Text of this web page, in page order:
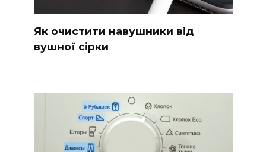
Як очистити навушники від
вушної сірки